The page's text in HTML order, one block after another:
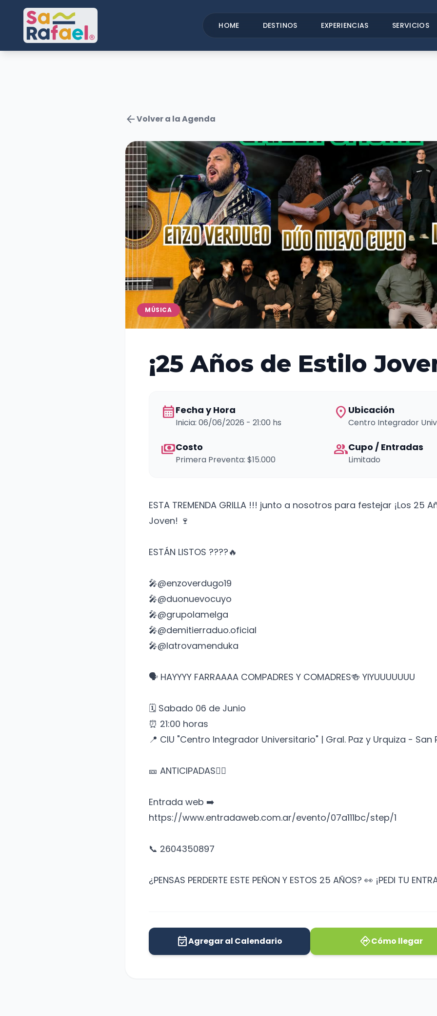
HOME DESTINOS EXPERIENCIAS SERVICIOS
arrow_backVolver a la Agenda
MÚSICA
¡25 Años de Estilo
calendar_monthFecha y Hora
Inicia: 06/06/2026 - 21:00 hs
location_on Ubicación
Centro Integrador
paymentsCosto
Primera Preventa: $15.000
groupCupo / Entradas
Limitado
ESTA TREMENDA GRILLA !!! junto a nosotros para festejar ¡Los 25
Joven! 🍷
ESTÁN LISTOS ????🔥
🎤@enzoverdugo19
🎤@duonuevocuyo
🎤@grupolamelga
🎤@demitierraduo.oficial
🎤@latrovamenduka
🗣 HAYYYY FARRAAAA COMPADRES Y COMADRES🍻 YIYUUUUUUU
🗓 Sabado 06 de Junio
⏰️ 21:00 horas
📍 CIU "Centro Integrador Universitario" | Gral. Paz y Urquiza - San
🎫 ANTICIPADAS👇🏽
Entrada web ➡️
https://www.entradaweb.com.ar/evento/07a111bc/step/1
📞 2604350897
¿PENSAS PERDERTE ESTE PEÑON Y ESTOS 25 AÑOS? 👀 ¡PEDI TU
event_availableAgregar al Calendario directionsCómo llegar